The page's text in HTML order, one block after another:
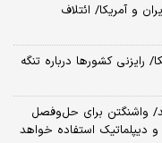
و آمریکا/ ائتلاف
رایزنی کشورها درباره تنگه
واشنگتن برای حل‌وفصل
و دیپلماتیک استفاده خواهد